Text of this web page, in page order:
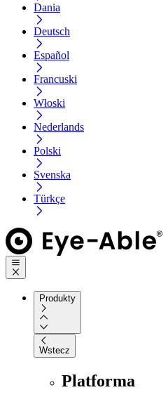
Dania
Deutsch
Español
Francuski
Włoski
Nederlands
Polski
Svenska
Türkçe
Produkty
Wstecz
Platforma